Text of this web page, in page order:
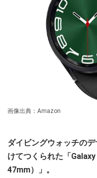
画像出典：Amazon
ダイビングウォッチの
けてつくられた「
47mm）」。